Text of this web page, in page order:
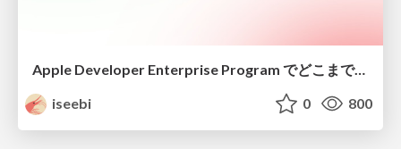
Apple Developer Enterprise Program でどこまでいけるのか
iseebi
0 800